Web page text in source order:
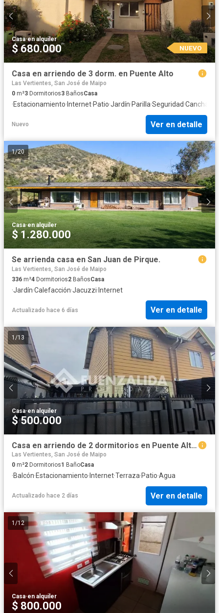
Casa·en alquiler
$ 680.000 NUEVO
Casa en arriendo de 3 dorm. en Puente Alto
Las Vertientes, San José de Maipo
0 m²3 Dormitorios3 BañosCasa
·Estacionamiento· Internet·Patio·Jardín·Parilla·Seguridad·Cancha
Nuevo Ver en detalle
1/20
Casa·en alquiler
$ 1.280.000
Se arrienda casa en San Juan de Pirque.
Las Vertientes, San José de Maipo
336 m²4 Dormitorios2 BañosCasa
·Jardín·Calefacción·Jacuzzi· Internet
Actualizado hace 6 días Ver en detalle
1 /13
Casa·en alquiler
$ 500.000
Casa en arriendo de 2 dormitorios en Puente Alto, ECH
Las Vertientes, San José de Maipo
0 m²2 Dormitorios1 BañoCasa
·Balcón·Estacionamiento· Internet·Terraza·Patio·Agua
Actualizado hace 2 días Ver en detalle
1 /12
Casa·en alquiler
$ 800.000